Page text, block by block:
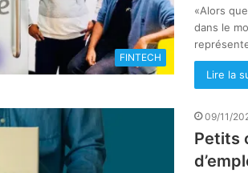
FINTECH
«Alors
dans le
Lire la
09/11/
Petits